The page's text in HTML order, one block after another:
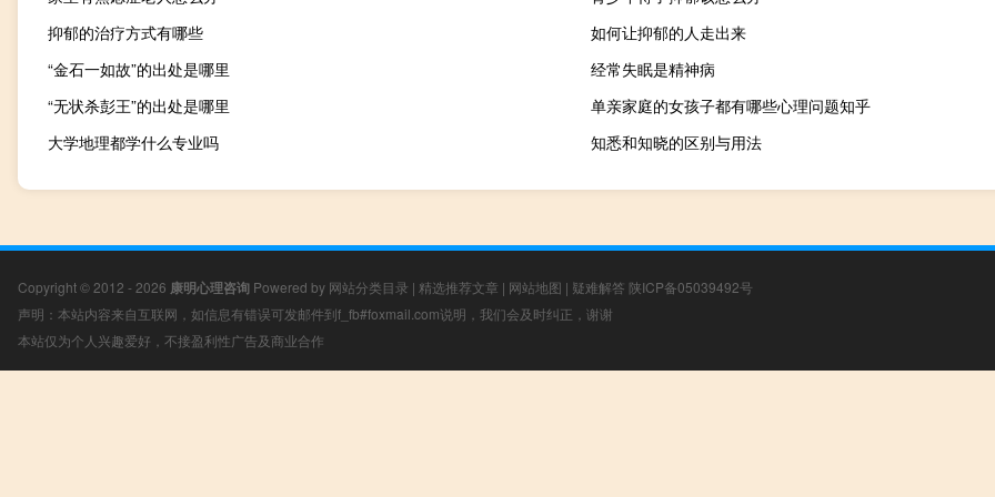
抑郁的治疗方式有哪些
如何让抑郁的人走出来
“金石一如故”的出处是哪里
经常失眠是精神病
“无状杀彭王”的出处是哪里
单亲家庭的女孩子都有哪些心理问题知乎
大学地理都学什么专业吗
知悉和知晓的区别与用法
Copyright © 2012 - 2026 康明心理咨询 Powered by 网站分类目录 | 精选推荐文章 | 网站地图 | 疑难解答 陕ICP备05039492号
声明：本站内容来自互联网，如信息有错误可发邮件到f_fb#foxmail.com说明，我们会及时纠正，谢谢
本站仅为个人兴趣爱好，不接盈利性广告及商业合作